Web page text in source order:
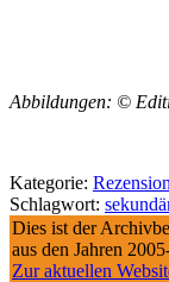
Abbildungen: ©
Kategorie:
Schlagwort:
Dies ist der
aus den Jahren
Zur aktuellen